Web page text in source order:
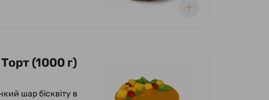
чорносливу.
(1000 г)
шар бісквіту в